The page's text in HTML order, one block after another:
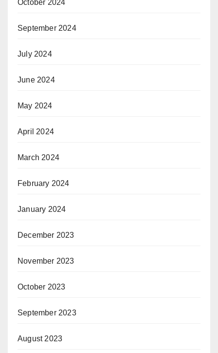
October 2024
September 2024
July 2024
June 2024
May 2024
April 2024
March 2024
February 2024
January 2024
December 2023
November 2023
October 2023
September 2023
August 2023